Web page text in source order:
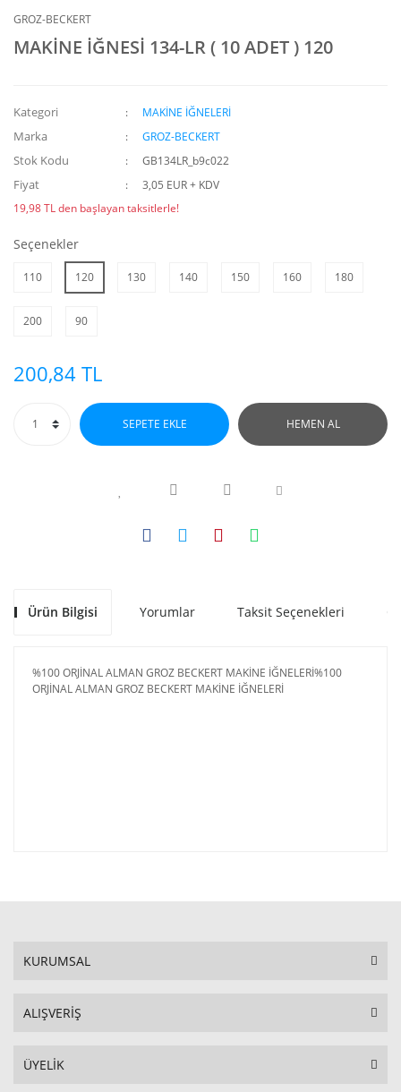
GROZ-BECKERT
MAKİNE İĞNESİ 134-LR ( 10 ADET ) 120
Kategori MAKİNE İĞNELERİ
Marka GROZ-BECKERT
Stok Kodu GB134LR_b9c022
Fiyat
3,05 EUR + KDV
19,98 TL den başlayan taksitlerle!
Seçenekler
110 120 130 140 150 160 180
200 90
200,84 TL
SEPETE EKLE HEMEN AL
Ürün Bilgisi Yorumlar Taksit Seçenekleri
%100 ORJİNAL ALMAN GROZ BECKERT MAKİNE İĞNELERİ%100
ORJİNAL ALMAN GROZ BECKERT MAKİNE İĞNELERİ
KURUMSAL
ALIŞVERİŞ
ÜYELİK